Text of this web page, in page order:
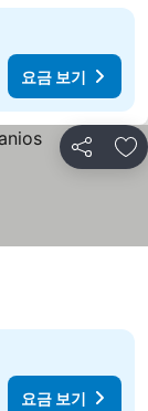
요금 보기
공유 즐
요금 보기